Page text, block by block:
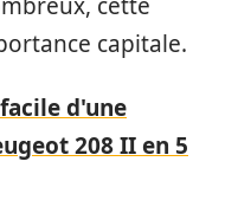
capitale.
d'une
208 II en 5